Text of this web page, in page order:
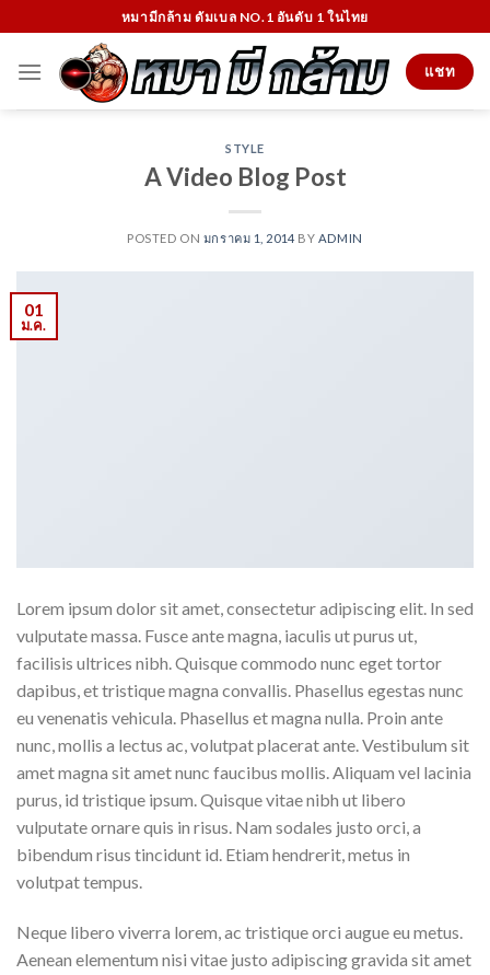
to
content
หมามีกล้าม ดัมเบล NO.1 อันดับ 1 ในไทย
แชท
STYLE
A Video Blog Post
POSTED ON มกราคม 1, 2014 BY ADMIN
01
ม.ค.
Lorem ipsum dolor sit amet, consectetur adipiscing elit. In sed
vulputate massa. Fusce ante magna, iaculis ut purus ut,
facilisis ultrices nibh. Quisque commodo nunc eget tortor
dapibus, et tristique magna convallis. Phasellus egestas nunc
eu venenatis vehicula. Phasellus et magna nulla. Proin ante
nunc, mollis a lectus ac, volutpat placerat ante. Vestibulum sit
amet magna sit amet nunc faucibus mollis. Aliquam vel lacinia
purus, id tristique ipsum. Quisque vitae nibh ut libero
vulputate ornare quis in risus. Nam sodales justo orci, a
bibendum risus tincidunt id. Etiam hendrerit, metus in
volutpat tempus.
Neque libero viverra lorem, ac tristique orci augue eu metus.
Aenean elementum nisi vitae justo adipiscing gravida sit amet